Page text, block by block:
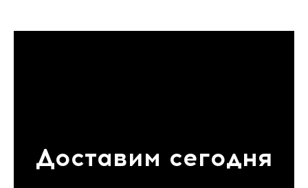
Доставим сегодня